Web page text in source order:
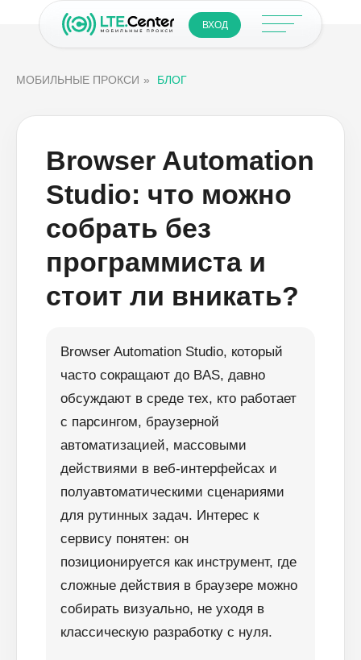
ВХОД
МОБИЛЬНЫЕ ПРОКСИ » БЛОГ
Browser Automation
Studio: что можно
собрать без
программиста и
стоит ли вникать?
Browser Automation Studio, который
часто сокращают до BAS, давно
обсуждают в среде тех, кто работает
с парсингом, браузерной
автоматизацией, массовыми
действиями в веб-интерфейсах и
полуавтоматическими сценариями
для рутинных задач. Интерес к
сервису понятен: он
позиционируется как инструмент, где
сложные действия в браузере можно
собирать визуально, не уходя в
классическую разработку с нуля.